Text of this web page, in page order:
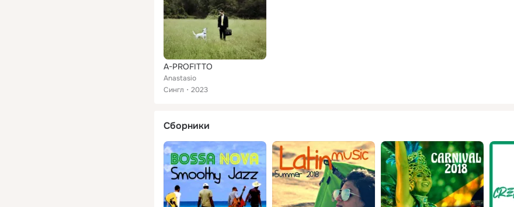
A-PROFITTO
Anastasio
Сингл
2023
Сборники